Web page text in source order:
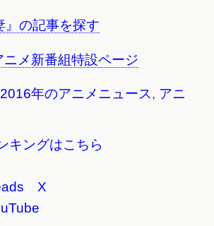
の記事を探す
メ新番組特設ページ
2016年のアニメニュース, アニ
キングはこちら
X